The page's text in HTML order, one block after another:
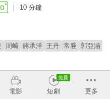
10 分鐘
周崎 蔣承洋 王丹 常塍 郭亞涵
電影 短劇 更多